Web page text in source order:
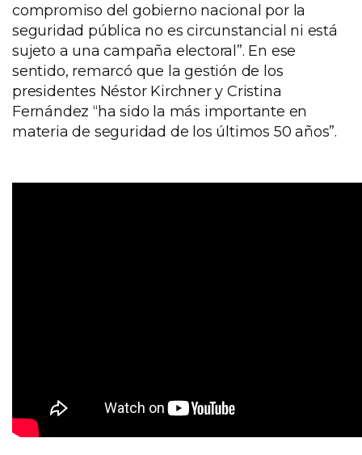
compromiso del gobierno nacional por la
seguridad pública no es circunstancial ni está
sujeto a una campaña electoral”. En ese
sentido, remarcó que la gestión de los
presidentes Néstor Kirchner y Cristina
Fernández “ha sido la más importante en
materia de seguridad de los últimos 50 años”.